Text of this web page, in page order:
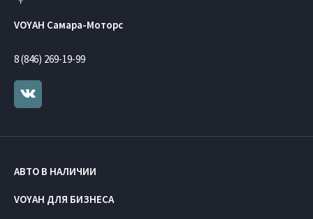
VOYAH Самара-Моторс
8 (846) 269-19-99
АВТО В НАЛИЧИИ
VOYAH ДЛЯ БИЗНЕСА